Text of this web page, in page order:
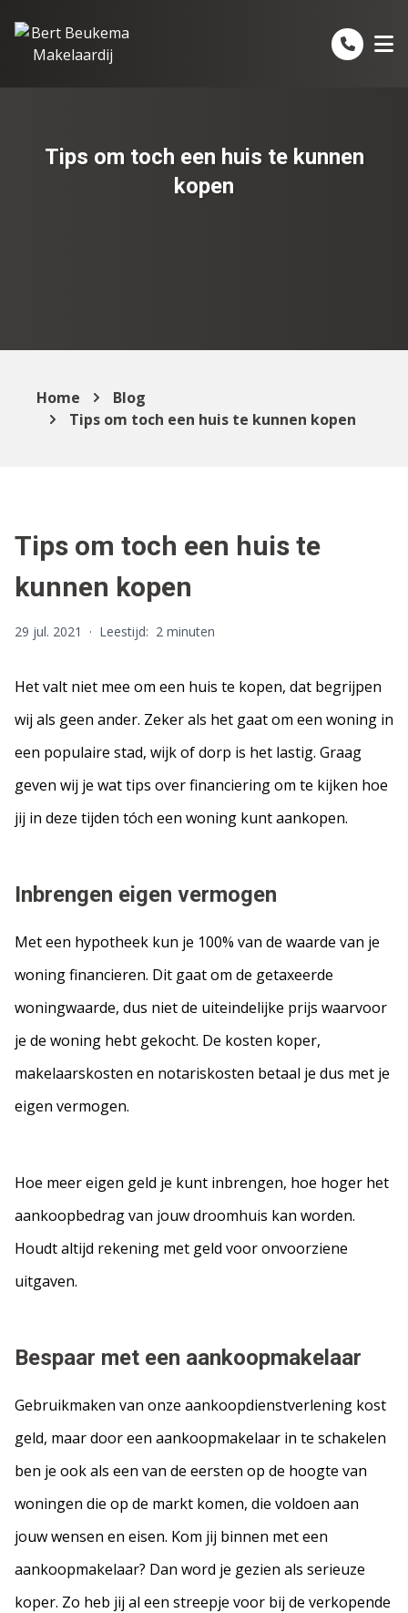
Tips om toch een huis te kunnen
kopen
Home
Blog
Tips om toch een huis te kunnen kopen
Tips om toch een huis te
kunnen kopen
29 jul. 2021 · Leestijd: 2 minuten
Het valt niet mee om een huis te kopen, dat begrijpen
wij als geen ander. Zeker als het gaat om een woning in
een populaire stad, wijk of dorp is het lastig. Graag
geven wij je wat tips over financiering om te kijken hoe
jij in deze tijden tóch een woning kunt aankopen.
Inbrengen eigen vermogen
Met een hypotheek kun je 100% van de waarde van je
woning financieren. Dit gaat om de getaxeerde
woningwaarde, dus niet de uiteindelijke prijs waarvoor
je de woning hebt gekocht. De kosten koper,
makelaarskosten en notariskosten betaal je dus met je
eigen vermogen.
Hoe meer eigen geld je kunt inbrengen, hoe hoger het
aankoopbedrag van jouw droomhuis kan worden.
Houdt altijd rekening met geld voor onvoorziene
uitgaven.
Bespaar met een aankoopmakelaar
Gebruikmaken van onze aankoopdienstverlening kost
geld, maar door een aankoopmakelaar in te schakelen
ben je ook als een van de eersten op de hoogte van
woningen die op de markt komen, die voldoen aan
jouw wensen en eisen. Kom jij binnen met een
aankoopmakelaar? Dan word je gezien als serieuze
koper. Zo heb jij al een streepje voor bij de verkopende